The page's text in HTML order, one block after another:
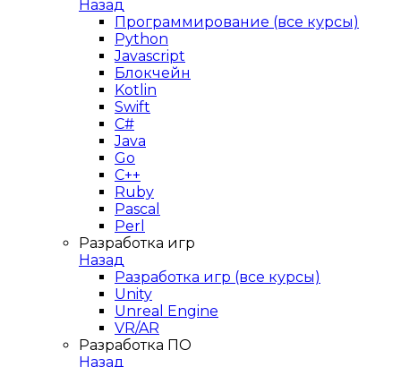
Назад
Программирование (все курсы)
Python
Javascript
Блокчейн
Kotlin
Swift
C#
Java
Go
C++
Ruby
Pascal
Perl
Разработка игр
Назад
Разработка игр (все курсы)
Unity
Unreal Engine
VR/AR
Разработка ПО
Назад